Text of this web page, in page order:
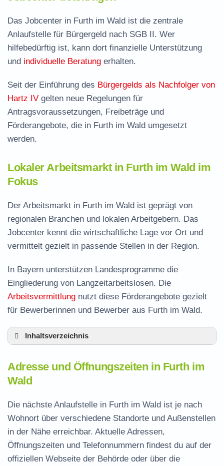
Das Jobcenter in Furth im Wald ist die zentrale
Anlaufstelle für Bürgergeld nach SGB II. Wer
hilfebedürftig ist, kann dort finanzielle Unterstützung
und individuelle Beratung erhalten.
Seit der Einführung des Bürgergelds als Nachfolger von
Hartz IV gelten neue Regelungen für
Antragsvoraussetzungen, Freibeträge und
Förderangebote, die in Furth im Wald umgesetzt
werden.
Lokaler Arbeitsmarkt in Furth im Wald im
Fokus
Der Arbeitsmarkt in Furth im Wald ist geprägt von
regionalen Branchen und lokalen Arbeitgebern. Das
Jobcenter kennt die wirtschaftliche Lage vor Ort und
vermittelt gezielt in passende Stellen in der Region.
In Bayern unterstützen Landesprogramme die
Eingliederung von Langzeitarbeitslosen. Die
Arbeitsvermittlung nutzt diese Förderangebote gezielt
für Bewerberinnen und Bewerber aus Furth im Wald.
Inhaltsverzeichnis
Leistungen der Arbeitsvermittlung in Furth im
Termin vereinbaren und Bürgergeld beantragen
Jobcenter Cham – zuständige Stelle
Wald
Adresse und Öffnungszeiten in Furth im
Wald
Die nächste Anlaufstelle in Furth im Wald ist je nach
Wohnort über verschiedene Standorte und Außenstellen
in der Nähe erreichbar. Aktuelle Adressen,
Öffnungszeiten und Telefonnummern findest du auf der
offiziellen Webseite der Behörde oder über die